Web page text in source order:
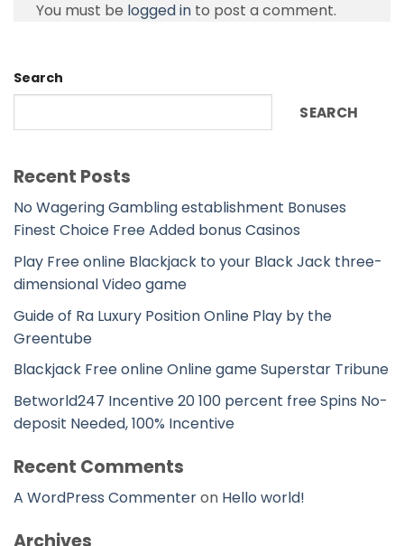
You must be logged in to post a comment.
Search
SEARCH
Recent Posts
No Wagering Gambling establishment Bonuses
Finest Choice Free Added bonus Casinos
Play Free online Blackjack to your Black Jack three-
dimensional Video game
Guide of Ra Luxury Position Online Play by the
Greentube
Blackjack Free online Online game Superstar Tribune
Betworld247 Incentive 20 100 percent free Spins No-
deposit Needed, 100% Incentive
Recent Comments
A WordPress Commenteron Hello world!